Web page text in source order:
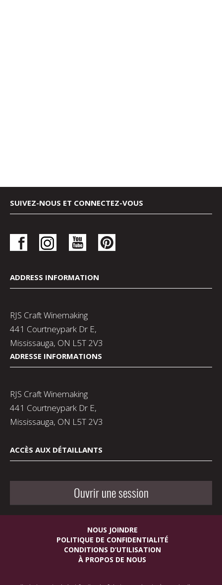
SUIVEZ-NOUS ET CONNECTEZ-VOUS
ADDRESS INFORMATION
RJS Craft Winemaking
441 Courtneypark Dr E,
Mississauga, ON L5T 2V3
ADRESSE INFORMATIONS
RJS Craft Winemaking
441 Courtneypark Dr E,
Mississauga, ON L5T 2V3
ACCÈS AUX DÉTAILLANTS
Ouvrir une session
NOUS JOINDRE
POLITIQUE DE CONFIDENTIALITÉ
CONDITIONS D’UTILISATION
À PROPOS DE NOUS